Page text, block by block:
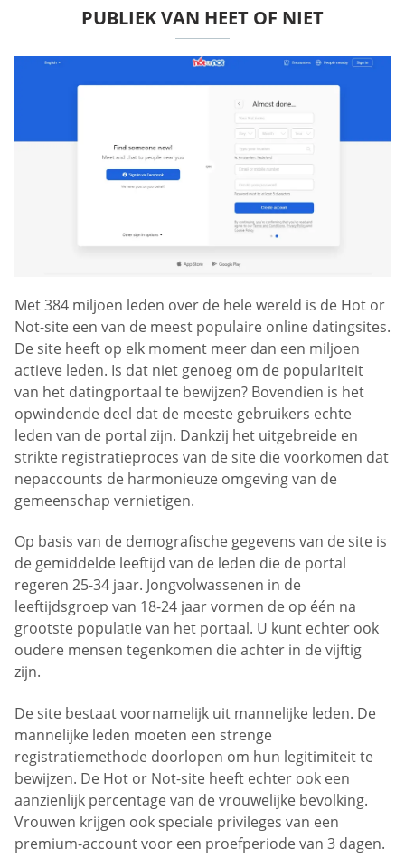
PUBLIEK VAN HEET OF NIET
Met 384 miljoen leden over de hele wereld is de Hot or
Not-site een van de meest populaire online datingsites.
De site heeft op elk moment meer dan een miljoen
actieve leden. Is dat niet genoeg om de populariteit
van het datingportaal te bewijzen? Bovendien is het
opwindende deel dat de meeste gebruikers echte
leden van de portal zijn. Dankzij het uitgebreide en
strikte registratieproces van de site die voorkomen dat
nepaccounts de harmonieuze omgeving van de
gemeenschap vernietigen.
Op basis van de demografische gegevens van de site is
de gemiddelde leeftijd van de leden die de portal
regeren 25-34 jaar. Jongvolwassenen in de
leeftijdsgroep van 18-24 jaar vormen de op één na
grootste populatie van het portaal. U kunt echter ook
oudere mensen tegenkomen die achter in de vijftig
zijn.
De site bestaat voornamelijk uit mannelijke leden. De
mannelijke leden moeten een strenge
registratiemethode doorlopen om hun legitimiteit te
bewijzen. De Hot or Not-site heeft echter ook een
aanzienlijk percentage van de vrouwelijke bevolking.
Vrouwen krijgen ook speciale privileges van een
premium-account voor een proefperiode van 3 dagen.